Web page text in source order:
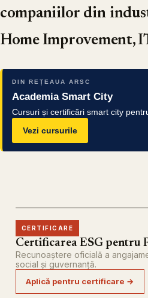
companiilor din
Home Improvement,
DIN REȚEAUA ARSC
Academia Smart City
Cursuri și certificări smart city
Vezi cursurile
CERTIFICARE
Certificarea ESG pentru
Recunoaștere oficială a
social și guvernanță.
Aplică pentru certificare →